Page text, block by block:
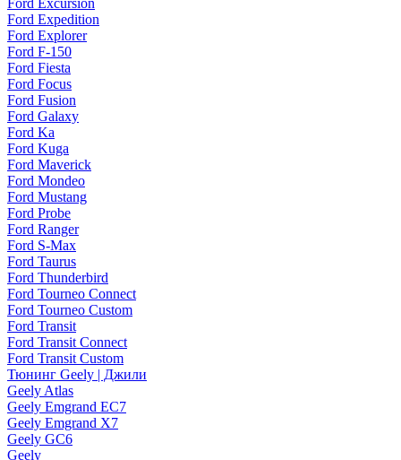
Ford Excursion
Ford Expedition
Ford Explorer
Ford F-150
Ford Fiesta
Ford Focus
Ford Fusion
Ford Galaxy
Ford Ka
Ford Kuga
Ford Maverick
Ford Mondeo
Ford Mustang
Ford Probe
Ford Ranger
Ford S-Max
Ford Taurus
Ford Thunderbird
Ford Tourneo Connect
Ford Tourneo Custom
Ford Transit
Ford Transit Connect
Ford Transit Custom
Тюнинг Geely | Джили
Geely Atlas
Geely Emgrand EC7
Geely Emgrand X7
Geely GC6
Geely